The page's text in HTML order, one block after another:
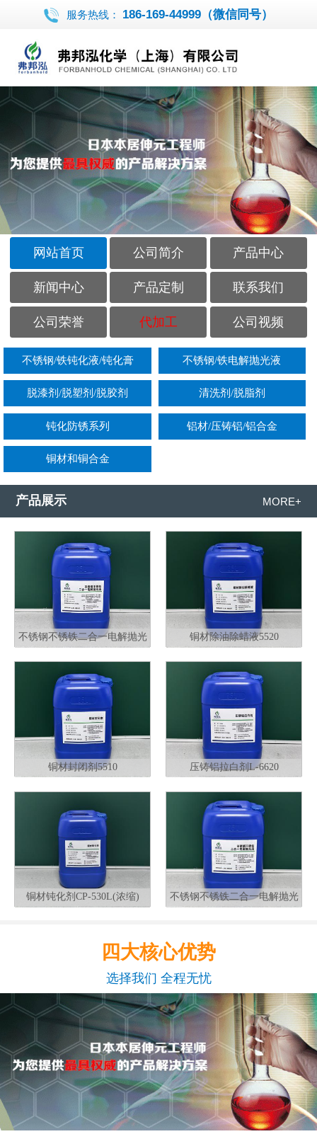
服务热线： 186-169-44999（微信同号）
网站首页 公司简介 产品中心
新闻中心 产品定制 联系我们
公司荣誉 代加工 公司视频
不锈钢/铁钝化液/钝化膏 不锈钢/铁电解抛光液
脱漆剂/脱塑剂/脱胶剂 清洗剂/脱脂剂
钝化防锈系列 铝材/压铸铝/铝合金
铜材和铜合金
产品展示 MORE+
不锈钢不锈铁二合一电解抛光
铜材除油除蜡液5520
铜材封闭剂5510 压铸铝拉白剂L-6620
铜材钝化剂CP-530L(浓缩)
不锈钢不锈铁二合一电解抛光
四大核心优势
选择我们 全程无忧